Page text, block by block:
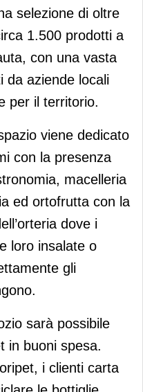
selezione di oltre
1.500 prodotti a
con una vasta
da aziende locali
per il territorio.
viene dedicato
con la presenza
macelleria
ed ortofrutta con la
dove i
loro insalate o
gli
sarà possibile
in buoni spesa.
i clienti carta